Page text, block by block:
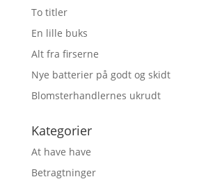
To titler
En lille buks
Alt fra firserne
Nye batterier på godt og skidt
Blomsterhandlernes ukrudt
Kategorier
At have have
Betragtninger